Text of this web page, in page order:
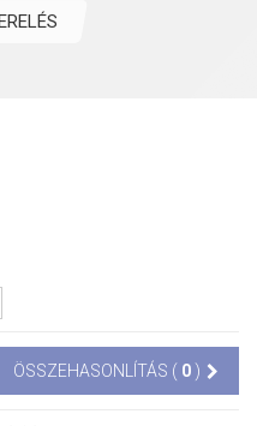
ÖSSZEHASONLÍTÁS ( 0 )